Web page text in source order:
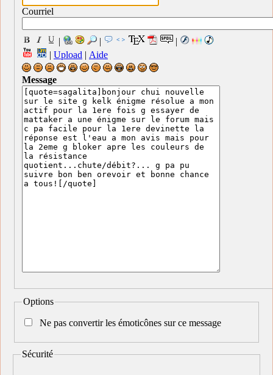
Courriel
| |
|
| Upload | Aide
Message
Options
Ne pas convertir les émoticônes sur ce message
Sécurité